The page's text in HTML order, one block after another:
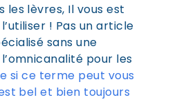
lèvres, Il vous est
! Pas un article
sans une
pour les
si ce terme peut vous
bel et bien toujours